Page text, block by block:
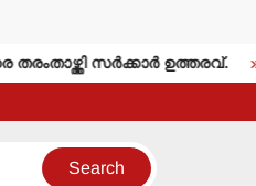
സര്‍ക്കാര്‍ ഉത്തരവ്.